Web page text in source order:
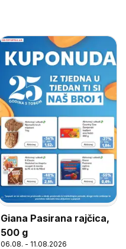
Giana Pasirana rajčica,
500 g
06.08. - 11.08.2026